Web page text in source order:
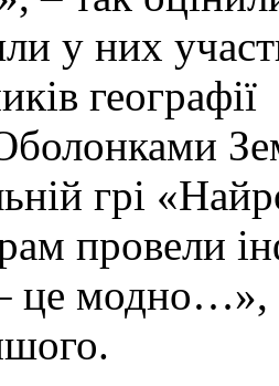
у них
грі
провели
це модно…»,